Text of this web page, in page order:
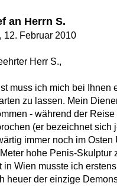
an Herrn S.
12. Februar 2010
Herr S.,
muss ich mich bei Ihnen
zu lassen. Mein
- während der
(er bezeichnet sich
immer noch im
hohe Penis-Skulptur
in Wien musste ich
heuer der einzige